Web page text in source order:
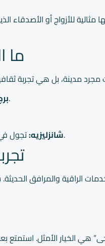
5 ليالي في غرفة مزدوجة، مما يجعلها
ما
استمتع بالمناظر الخلابة من أعلى نقطة في المدينة.
شانزليزيه:تجول في أفخم شوارع التسوق وتذوق المأكولات الفرنسية الشهية.
الراقية والمرافق
الخيار الأمثل. استمتع